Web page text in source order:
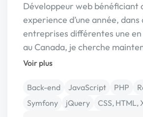
Développeur web bénéficiant
experience d’une année, dans
entreprises différentes une en
au Canada, je cherche
Voir plus
Back-end JavaScript PHP
Symfony
jQuery CSS, HTML,